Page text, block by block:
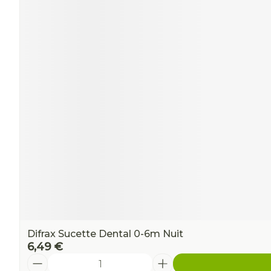
Difrax Sucette Dental 0-6m Nuit
6,49 €